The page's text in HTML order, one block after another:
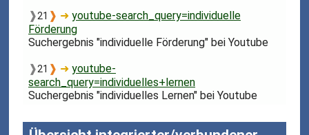
❱21 ❱ ➜youtube-search_query=individuelle
Förderung
Suchergebnis "individuelle Förderung" bei Youtube
❱21 ❱ ➜youtube-
search_query=individuelles+lernen
Suchergebnis "individuelles Lernen" bei Youtube